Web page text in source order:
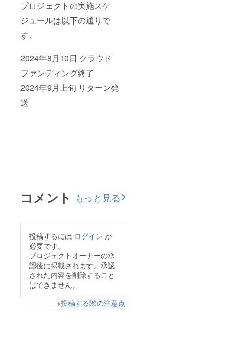
プロジェクトの実施スケ
ジュールは以下の通りで
す。
2024年8月10日 クラウド
ファンディング終了
2024年9月上旬 リターン発
送
コメント もっと見る
投稿するには ログイン が
必要です。
プロジェクトオーナーの承
認後に掲載されます。承認
された内容を削除すること
はできません。
※投稿する際の注意点